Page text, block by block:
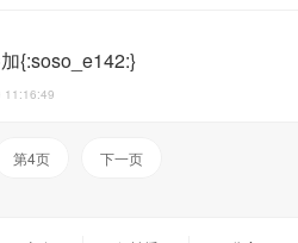
{:soso_e142:}
11:16:49
第4页 下一页